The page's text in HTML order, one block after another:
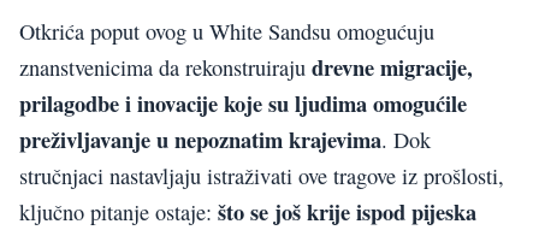
Otkrića poput ovog u White Sandsu omogućuju
znanstvenicima da rekonstruiraju drevne migracije,
prilagodbe i inovacije koje su ljudima omogućile
preživljavanje u nepoznatim krajevima. Dok
stručnjaci nastavljaju istraživati ove tragove iz prošlosti,
ključno pitanje ostaje: što se još krije ispod pijeska